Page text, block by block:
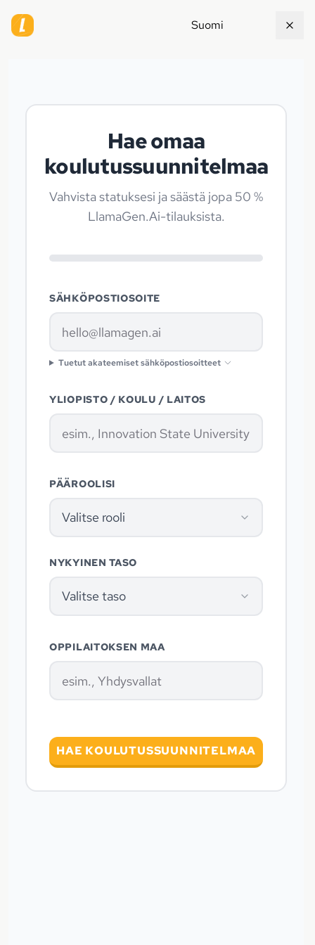
Suomi
Hae omaa
koulutussuunnitelmaa
Vahvista statuksesi ja säästä jopa 50 %
LlamaGen.Ai-tilauksista.
SÄHKÖPOSTIOSOITE
Tuetut akateemiset sähköpostiosoitteet
YLIOPISTO / KOULU / LAITOS
PÄÄROOLISI
Valitse rooli
NYKYINEN TASO
Valitse taso
OPPILAITOKSEN MAA
HAE KOULUTUSSUUNNITELMAA